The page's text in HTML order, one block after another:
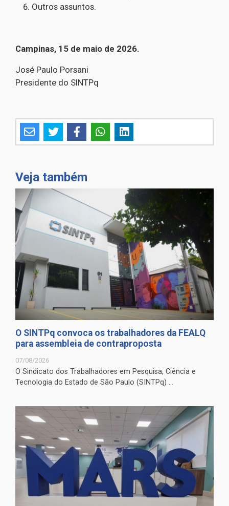
Outros assuntos.
Campinas, 15 de maio de 2026.
José Paulo Porsani
Presidente do SINTPq
Veja também
O SINTPq convoca os trabalhadores da FEALQ
para assembleia de contraproposta
07/08/2026
O Sindicato dos Trabalhadores em Pesquisa, Ciência e
Tecnologia do Estado de São Paulo (SINTPq) ...